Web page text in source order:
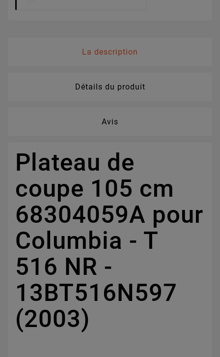
La description
Détails du produit
Avis
Plateau de
coupe 105 cm
68304059A pour
Columbia - T
516 NR -
13BT516N597
(2003)